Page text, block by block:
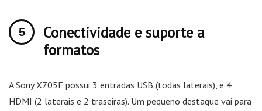
Conectividade e suporte a
formatos
A Sony X705F possui 3 entradas USB (todas laterais), e 4
HDMI (2 laterais e 2 traseiras). Um pequeno destaque vai para